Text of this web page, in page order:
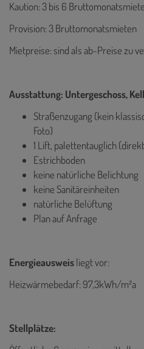
Kaution: 3 bis 6
Provision: 3 Bruttomonatsmieten
Mietpreise: sind als ab-Preise zu
Ausstattung: Untergeschoss,
Straßenzugang (kein
Foto)
1 Lift, palettentauglich
Estrichboden
keine natürliche Belichtung
keine Sanitäreinheiten
natürliche Belüftung
Plan auf Anfrage
Energieausweisliegt vor:
Heizwärmebedarf: 97,3kWh/m²a
Stellplätze: